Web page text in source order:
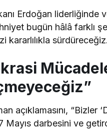
Erdoğan liderliğinde
bugün hâlâ farklı
kararlılıkla
açıklamasını, “Bizler
Mayıs darbesini ve